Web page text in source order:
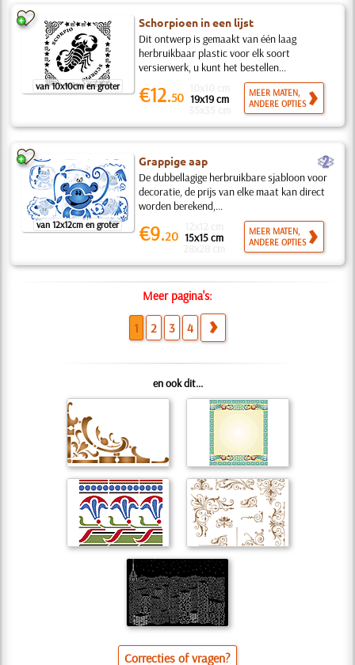
van 10x10cm en groter
Schorpioen in een lijst
Dit ontwerp is gemaakt van één laag
herbruikbaar plastic voor elk soort
versierwerk, u kunt het bestellen...
€12.50 19x19 cm
MEER MATEN,
ANDERE OPTIES
van 12x12cm en groter
Grappige aap b
De dubbellagige herbruikbare sjabloon voor
decoratie, de prijs van elke maat kan direct
worden berekend,...
€9.20 15x15 cm
MEER MATEN,
ANDERE OPTIES
Meer pagina's:
1 2 3 4
en ook dit...
Correcties of vragen?